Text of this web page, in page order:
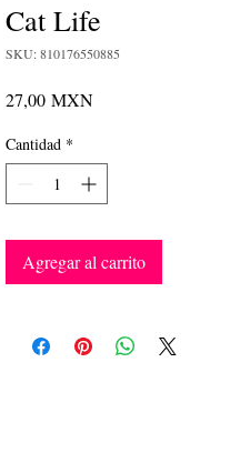
Cat Life
SKU: 810176550885
27,00 MXNPrecio
Cantidad *
Agregar al carrito